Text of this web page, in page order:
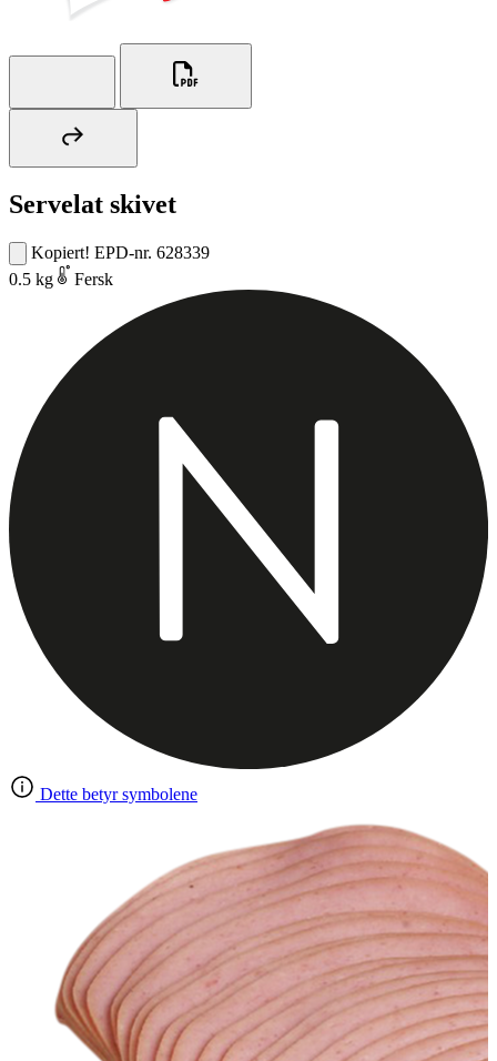
Servelat skivet
Kopiert! EPD-nr. 628339
0.5 kg
Fersk
Dette betyr symbolene